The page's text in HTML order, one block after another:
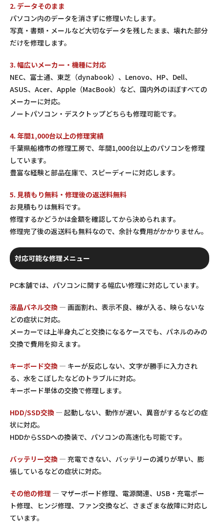
2. データそのまま
パソコン内のデータを消さずに修理いたします。
写真・書類・メールなど大切なデータを残したまま、壊れた部分
だけを修理します。
3. 幅広いメーカー・機種に対応
NEC、富士通、東芝（dynabook）、Lenovo、HP、Dell、
ASUS、Acer、Apple（MacBook）など、国内外のほぼすべての
メーカーに対応。
ノートパソコン・デスクトップどちらも修理可能です。
4. 年間1,000台以上の修理実績
千葉県船橋市の修理工房で、年間1,000台以上のパソコンを修理
しています。
豊富な経験と部品在庫で、スピーディーに対応します。
5. 見積もり無料・修理後の返送料無料
お見積もりは無料です。
修理するかどうかは金額を確認してから決められます。
修理完了後の返送料も無料なので、余計な費用がかかりません。
対応可能な修理メニュー
PC本舗では、パソコンに関する幅広い修理に対応しています。
液晶パネル交換 — 画面割れ、表示不良、線が入る、映らないな
どの症状に対応。
メーカーでは上半身丸ごと交換になるケースでも、パネルのみの
交換で費用を抑えます。
キーボード交換 — キーが反応しない、文字が勝手に入力され
る、水をこぼしたなどのトラブルに対応。
キーボード単体の交換で修理します。
HDD/SSD交換 — 起動しない、動作が遅い、異音がするなどの症
状に対応。
HDDからSSDへの換装で、パソコンの高速化も可能です。
バッテリー交換 — 充電できない、バッテリーの減りが早い、膨
張しているなどの症状に対応。
その他の修理 — マザーボード修理、電源関連、USB・充電ポー
ト修理、ヒンジ修理、ファン交換など、さまざまな故障に対応し
ています。